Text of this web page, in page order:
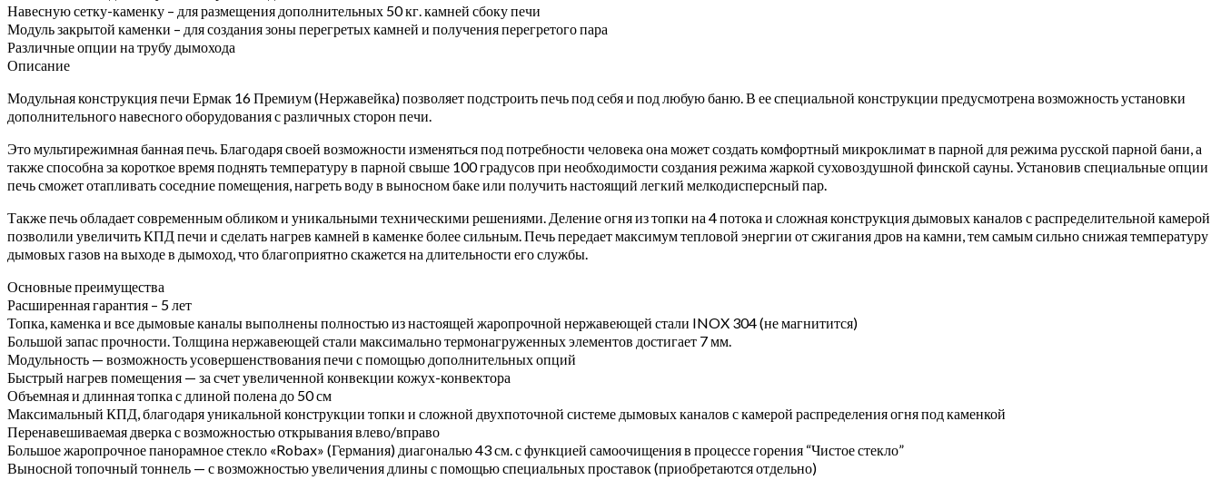
Навесную сетку-каменку – для размещения дополнительных 50 кг. камней сбоку печи
Модуль закрытой каменки – для создания зоны перегретых камней и получения перегретого пара
Различные опции на трубу дымохода
Описание
Модульная конструкция печи Ермак 16 Премиум (Нержавейка) позволяет подстроить печь под себя и под любую баню. В ее специальной конструкции предусмотрена возможность установки
дополнительного навесного оборудования с различных сторон печи.
Это мультирежимная банная печь. Благодаря своей возможности изменяться под потребности человека она может создать комфортный микроклимат в парной для режима русской парной бани, а
также способна за короткое время поднять температуру в парной свыше 100 градусов при необходимости создания режима жаркой суховоздушной финской сауны. Установив специальные опции
печь сможет отапливать соседние помещения, нагреть воду в выносном баке или получить настоящий легкий мелкодисперсный пар.
Также печь обладает современным обликом и уникальными техническими решениями. Деление огня из топки на 4 потока и сложная конструкция дымовых каналов с распределительной камерой
позволили увеличить КПД печи и сделать нагрев камней в каменке более сильным. Печь передает максимум тепловой энергии от сжигания дров на камни, тем самым сильно снижая температуру
дымовых газов на выходе в дымоход, что благоприятно скажется на длительности его службы.
Основные преимущества
Расширенная гарантия – 5 лет
Топка, каменка и все дымовые каналы выполнены полностью из настоящей жаропрочной нержавеющей стали INOX 304 (не магнитится)
Большой запас прочности. Толщина нержавеющей стали максимально термонагруженных элементов достигает 7 мм.
Модульность — возможность усовершенствования печи с помощью дополнительных опций
Быстрый нагрев помещения — за счет увеличенной конвекции кожух-конвектора
Объемная и длинная топка с длиной полена до 50 см
Максимальный КПД, благодаря уникальной конструкции топки и сложной двухпоточной системе дымовых каналов с камерой распределения огня под каменкой
Перенавешиваемая дверка с возможностью открывания влево/вправо
Большое жаропрочное панорамное стекло «Robax» (Германия) диагональю 43 см. с функцией самоочищения в процессе горения “Чистое стекло”
Выносной топочный тоннель — с возможностью увеличения длины с помощью специальных проставок (приобретаются отдельно)